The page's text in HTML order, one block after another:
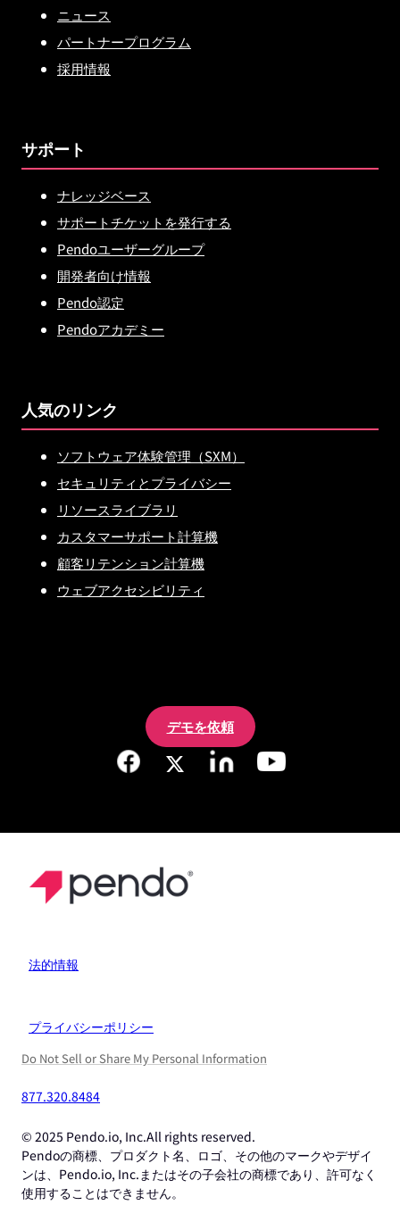
ニュース
パートナープログラム
採用情報
サポート
ナレッジベース
サポートチケットを発行する
Pendoユーザーグループ
開発者向け情報
Pendo認定
Pendoアカデミー
人気のリンク
ソフトウェア体験管理（SXM）
セキュリティとプライバシー
リソースライブラリ
カスタマーサポート計算機
顧客リテンション計算機
ウェブアクセシビリティ
デモを依頼
法的情報
プライバシーポリシー
Do Not Sell or Share My Personal Information
877.320.8484
© 2025 Pendo.io, Inc.All rights reserved.
Pendoの商標、プロダクト名、ロゴ、その他のマークやデザイ
ンは、Pendo.io, Inc.またはその子会社の商標であり、許可なく
使用することはできません。